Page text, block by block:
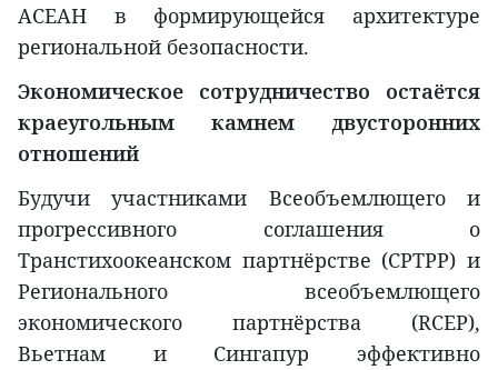
АСЕАН в формирующейся архитектуре
региональной безопасности.
Экономическое сотрудничество остаётся
краеугольным камнем двусторонних
отношений
Будучи участниками Всеобъемлющего и
прогрессивного соглашения о
Транстихоокеанском партнёрстве (CPTPP) и
Регионального всеобъемлющего
экономического партнёрства (RCEP),
Вьетнам и Сингапур эффективно